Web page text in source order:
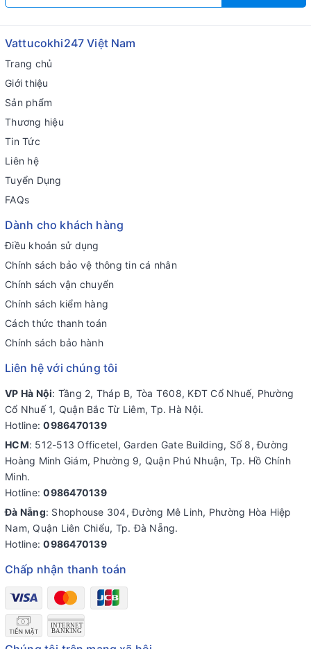
Vattucokhi247 Việt Nam
Trang chủ
Giới thiệu
Sản phẩm
Thương hiệu
Tin Tức
Liên hệ
Tuyển Dụng
FAQs
Dành cho khách hàng
Điều khoản sử dụng
Chính sách bảo vệ thông tin cá nhân
Chính sách vận chuyển
Chính sách kiểm hàng
Cách thức thanh toán
Chính sách bảo hành
Liên hệ với chúng tôi
VP Hà Nội: Tầng 2, Tháp B, Tòa T608, KĐT Cổ Nhuế, Phường
Cổ Nhuế 1, Quận Bắc Từ Liêm, Tp. Hà Nội.
Hotline:0986470139
HCM: 512-513 Officetel, Garden Gate Building, Số 8, Đường
Hoàng Minh Giám, Phường 9, Quận Phú Nhuận, Tp. Hồ Chính
Minh.
Hotline:0986470139
Đà Nẵng: Shophouse 304, Đường Mê Linh, Phường Hòa Hiệp
Nam, Quận Liên Chiểu, Tp. Đà Nẵng.
Hotline:0986470139
Chấp nhận thanh toán